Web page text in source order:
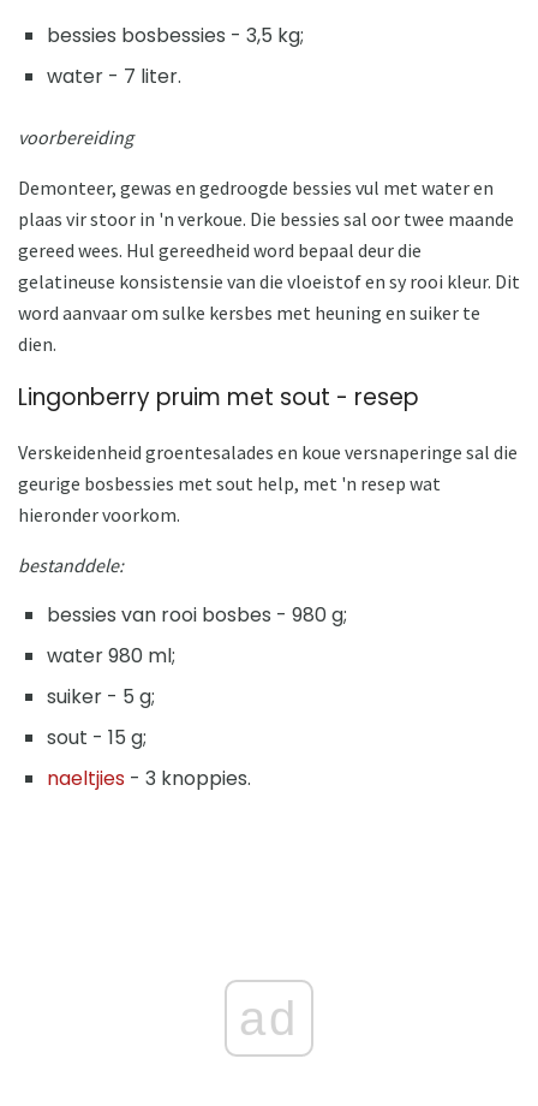
bessies bosbessies - 3,5 kg;
water - 7 liter.
voorbereiding
Demonteer, gewas en gedroogde bessies vul met water en
plaas vir stoor in 'n verkoue. Die bessies sal oor twee maande
gereed wees. Hul gereedheid word bepaal deur die
gelatineuse konsistensie van die vloeistof en sy rooi kleur. Dit
word aanvaar om sulke kersbes met heuning en suiker te
dien.
Lingonberry pruim met sout - resep
Verskeidenheid groentesalades en koue versnaperinge sal die
geurige bosbessies met sout help, met 'n resep wat
hieronder voorkom.
bestanddele:
bessies van rooi bosbes - 980 g;
water 980 ml;
suiker - 5 g;
sout - 15 g;
naeltjies - 3 knoppies.
ad